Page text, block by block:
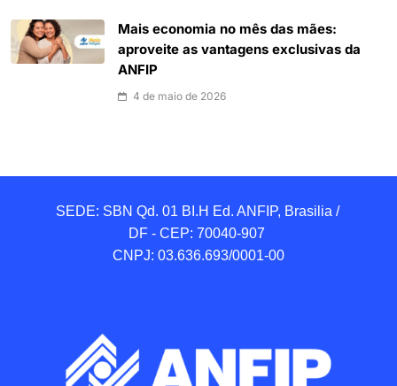
Mais economia no mês das mães:
aproveite as vantagens exclusivas da
ANFIP
4 de maio de 2026
SEDE: SBN Qd. 01 BI.H Ed. ANFIP, Brasilia /
DF - CEP: 70040-907
CNPJ: 03.636.693/0001-00